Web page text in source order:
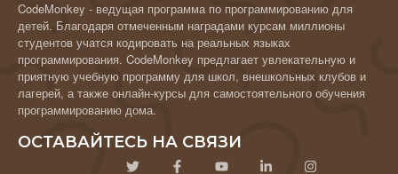
CodeMonkey - ведущая программа по программированию для
детей. Благодаря отмеченным наградами курсам миллионы
студентов учатся кодировать на реальных языках
программирования. CodeMonkey предлагает увлекательную и
приятную учебную программу для школ, внешкольных клубов и
лагерей, а также онлайн-курсы для самостоятельного обучения
программированию дома.
ОСТАВАЙТЕСЬ НА СВЯЗИ